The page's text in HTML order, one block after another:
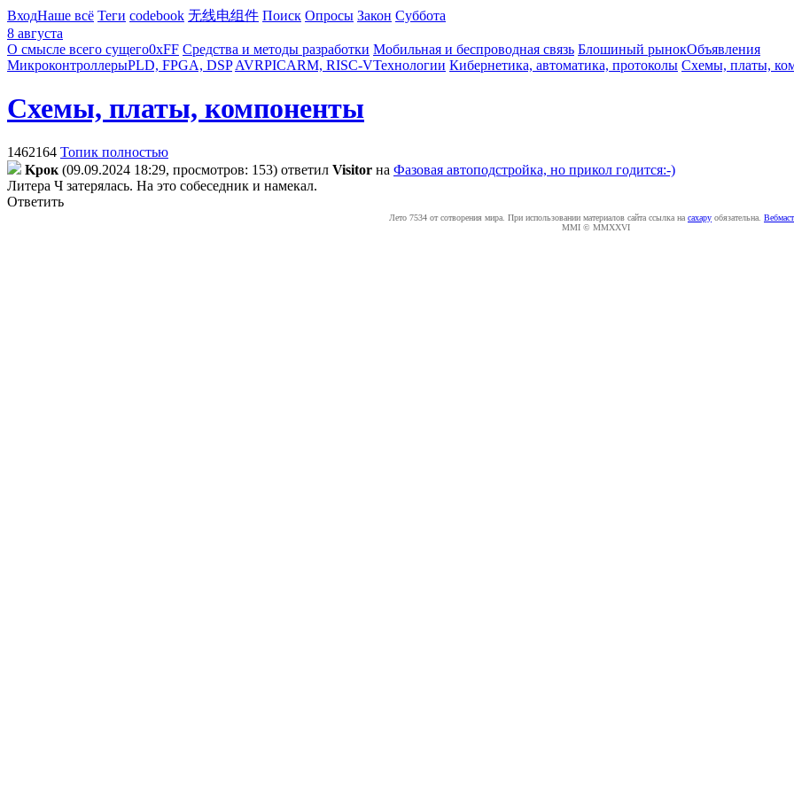
ВходНаше всё Теги codebook 无线电组件 Поиск Опросы Закон Суббота
8 августа
О смысле всего сущего0xFF Средства и методы разработки Мобильная и беспроводная связь Блошиный рынокОбъявления
МикроконтроллерыPLD, FPGA, DSP AVRPICARM, RISC-VТехнологии Кибернетика, автоматика, протоколы Схемы, платы,
Схемы, платы, компоненты
1462164 Топик полностью
Kpoк (09.09.2024 18:29, просмотров: 153) ответил Visitor на Фазовая автоподстройка, но прикол годится:-)
Литера Ч затерялась. На это собеседник и намекал.
Ответить
Лето 7534 от сотворения мира. При использовании материалов сайта ссылка на caxapу обязательна.
MMI © MMXXVI